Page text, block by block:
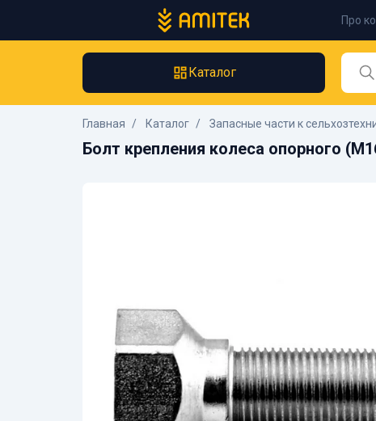
Про
Каталог
Главная Каталог Запасные части к
Болт крепления колеса опорного